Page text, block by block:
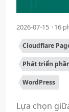
2026-07-15 16
Cloudflare
Phát triển
WordPress
Lựa chọn